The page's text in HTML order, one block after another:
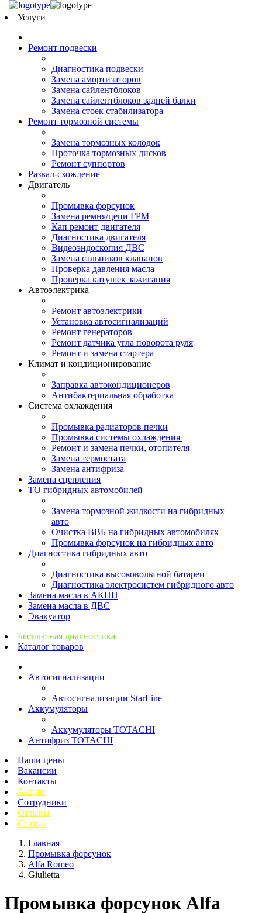
Услуги
Ремонт подвески
Диагностика подвески
Замена амортизаторов
Замена сайлентблоков
Замена сайлентблоков задней балки
Замена стоек стабилизатора
Ремонт тормозной системы
Замена тормозных колодок
Проточка тормозных дисков
Ремонт суппортов
Развал-схождение
Двигатель
Промывка форсунок
Замена ремня/цепи ГРМ
Кап ремонт двигателя
Диагностика двигателя
Видеоэндоскопия ДВС
Замена сальников клапанов
Проверка давления масла
Проверка катушек зажигания
Автоэлектрика
Ремонт автоэлектрики
Установка автосигнализаций
Ремонт генераторов
Ремонт датчика угла поворота руля
Ремонт и замена стартера
Климат и кондиционирование
Заправка автокондиционеров
Антибактериальная обработка
Система охлаждения
Промывка радиаторов печки
Промывка системы охлаждения
Ремонт и замена печки, отопителя
Замена термостата
Замена антифриза
Замена сцепления
ТО гибридных автомобилей
Замена тормозной жидкости на гибридных
авто
Очистка ВВБ на гибридных автомобилях
Промывка форсунок на гибридных авто
Диагностика гибридных авто
Диагностика высоковольтной батареи
Диагностика электросистем гибридного авто
Замена масла в АКПП
Замена масла в ДВС
Эвакуатор
Бесплатная диагностика
Каталог товаров
Автосигнализации
Автосигнализации StarLine
Аккумуляторы
Аккумуляторы TOTACHI
Антифриз TOTACHI
Наши цены
Вакансии
Контакты
Акции
Сотрудники
Отзывы
Статьи
Главная
Промывка форсунок
Alfa Romeo
Giulietta
Промывка форсунок Alfa